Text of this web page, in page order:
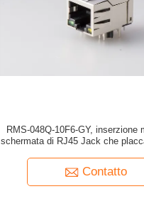
RMS-048Q-10F6-GY, inserzione
schermata di RJ45 Jack che
Contatto